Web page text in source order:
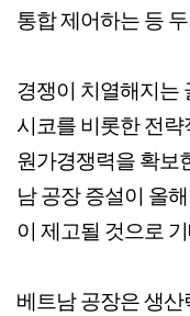
통합 제어하는 등
경쟁이 치열해지는
시코를 비롯한 전
원가경쟁력을 확보
남 공장 증설이 올
이 제고될 것으로
베트남 공장은 생